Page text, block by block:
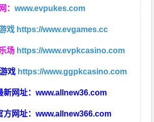
：www.evpukes.com
戏 https://www.evgames.cc
场 https://www.evpkcasino.com
戏 https://www.ggpkcasino.com
新网址：www.allnew36.com
方网址：www.allnew366.com